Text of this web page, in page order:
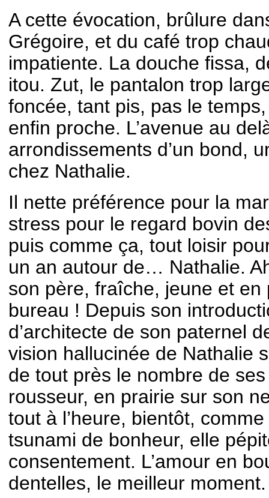
A cette évocation, brûlure
Grégoire, et du café trop
impatiente. La douche fissa,
itou. Zut, le pantalon trop
foncée, tant pis, pas le
enfin proche. L’avenue au
arrondissements d’un bond,
chez Nathalie.
Il nette préférence pour la
stress pour le regard bovin
puis comme ça, tout loisir
un an autour de… Nathalie.
son père, fraîche, jeune et
bureau ! Depuis son
d’architecte de son paternel
vision hallucinée de Nathalie
de tout près le nombre de
rousseur, en prairie sur son
tout à l’heure, bientôt,
tsunami de bonheur, elle
consentement. L’amour en
dentelles, le meilleur moment.